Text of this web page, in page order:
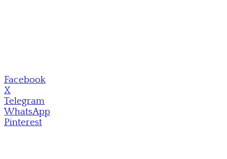
Facebook
X
Telegram
WhatsApp
Pinterest